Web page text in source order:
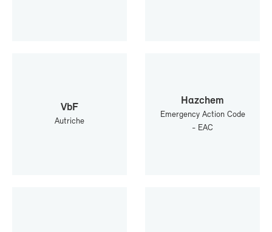
VbF
Au­triche
Haz­chem
Emer­gen­cy Ac­tion Code
- EAC